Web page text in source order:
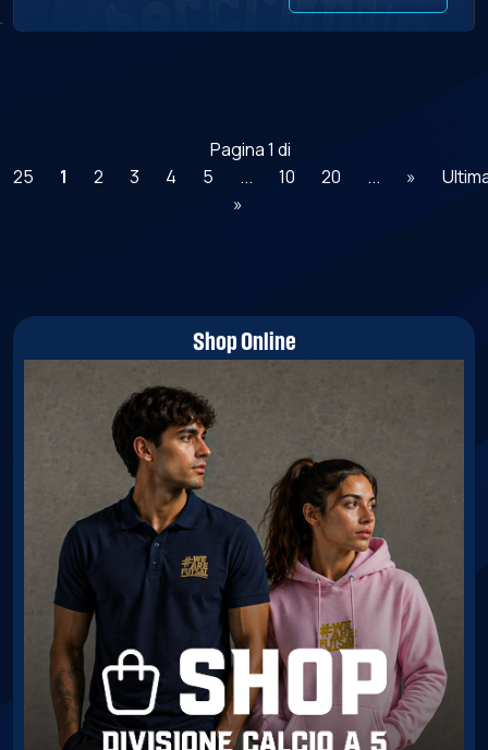
Pagina 1 di
25
1 2 3 4 5 ... 10 20 ... »
»
Shop Online